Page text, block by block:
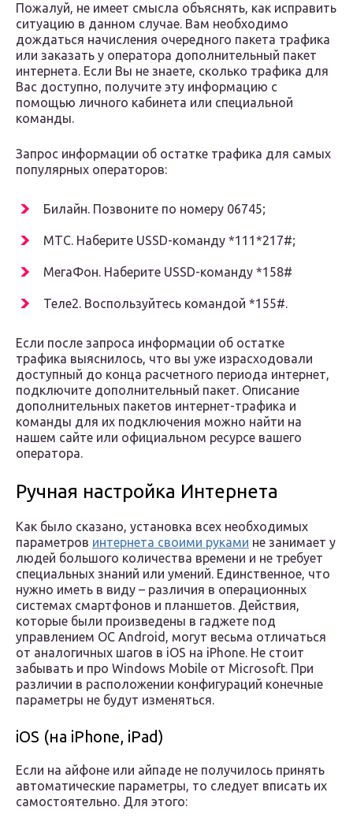
Пожалуй, не имеет смысла объяснять, как исправить
ситуацию в данном случае. Вам необходимо
дождаться начисления очередного пакета трафика
или заказать у оператора дополнительный пакет
интернета. Если Вы не знаете, сколько трафика для
Вас доступно, получите эту информацию с
помощью личного кабинета или специальной
команды.
Запрос информации об остатке трафика для самых
популярных операторов:
Билайн. Позвоните по номеру 06745;
МТС. Наберите USSD-команду *111*217#;
МегаФон. Наберите USSD-команду *158#
Теле2. Воспользуйтесь командой *155#.
Если после запроса информации об остатке
трафика выяснилось, что вы уже израсходовали
доступный до конца расчетного периода интернет,
подключите дополнительный пакет. Описание
дополнительных пакетов интернет-трафика и
команды для их подключения можно найти на
нашем сайте или официальном ресурсе вашего
оператора.
Ручная настройка Интернета
Как было сказано, установка всех необходимых
параметров интернета своими руками не занимает у
людей большого количества времени и не требует
специальных знаний или умений. Единственное, что
нужно иметь в виду – различия в операционных
системах смартфонов и планшетов. Действия,
которые были произведены в гаджете под
управлением ОС Android, могут весьма отличаться
от аналогичных шагов в iOS на iPhone. Не стоит
забывать и про Windows Mobile от Microsoft. При
различии в расположении конфигураций конечные
параметры не будут изменяться.
iOS (на iPhone, iPad)
Если на айфоне или айпаде не получилось принять
автоматические параметры, то следует вписать их
самостоятельно. Для этого: